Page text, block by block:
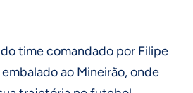
time comandado por Filipe
ao Mineirão, onde